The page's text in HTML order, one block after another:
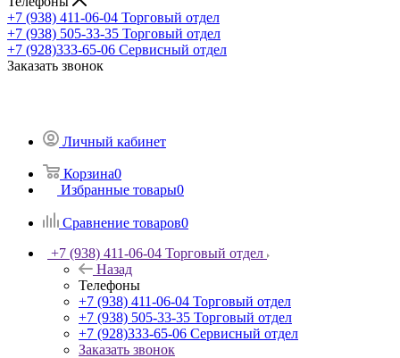
+7 (938) 411-06-04 Торговый отдел
+7 (938) 505-33-35 Торговый отдел
+7 (928)333-65-06 Сервисный отдел
Заказать звонок
Личный кабинет
Корзина0
Избранные товары0
Сравнение товаров0
+7 (938) 411-06-04 Торговый отдел
Назад
Телефоны
+7 (938) 411-06-04 Торговый отдел
+7 (938) 505-33-35 Торговый отдел
+7 (928)333-65-06 Сервисный отдел
Заказать звонок